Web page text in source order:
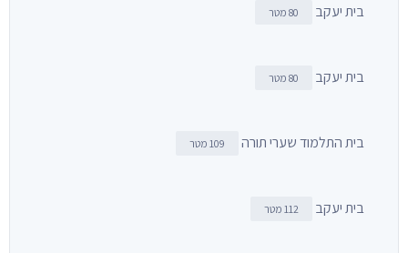
בית יעקב 80 מטר
בית יעקב 80 מטר
בית התלמוד שערי תורה 109 מטר
בית יעקב 112 מטר